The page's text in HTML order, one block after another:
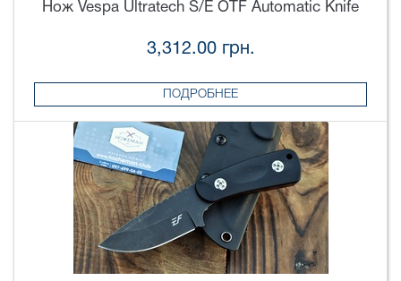
Нож Vespa Ultratech S/E OTF Automatic Knife
3,312.00 грн.
ПОДРОБНЕЕ